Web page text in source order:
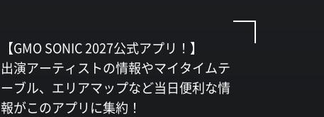
【GMO SONIC 2027公式アプリ！】
出演アーティストの情報やマイタイムテ
ーブル、エリアマップなど当日便利な情
報がこのアプリに集約！